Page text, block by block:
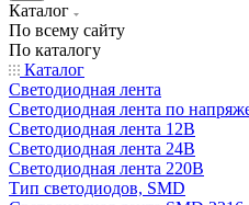
Каталог
По всему сайту
По каталогу
Каталог
Светодиодная лента
Светодиодная лента по
Светодиодная лента 12В
Светодиодная лента 24В
Светодиодная лента 220В
Тип светодиодов, SMD